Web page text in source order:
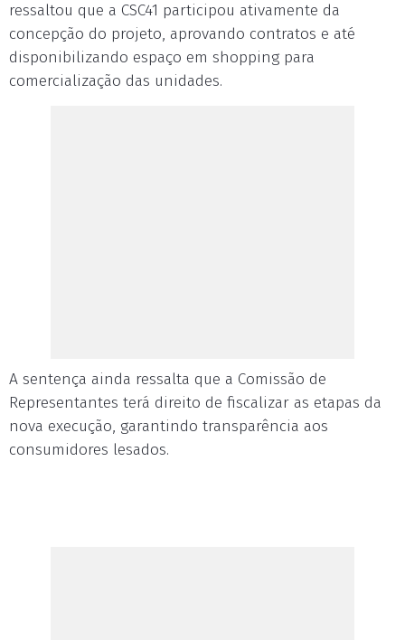
ressaltou que a CSC41 participou ativamente da
concepção do projeto, aprovando contratos e até
disponibilizando espaço em shopping para
comercialização das unidades.
A sentença ainda ressalta que a Comissão de
Representantes terá direito de fiscalizar as etapas da
nova execução, garantindo transparência aos
consumidores lesados.